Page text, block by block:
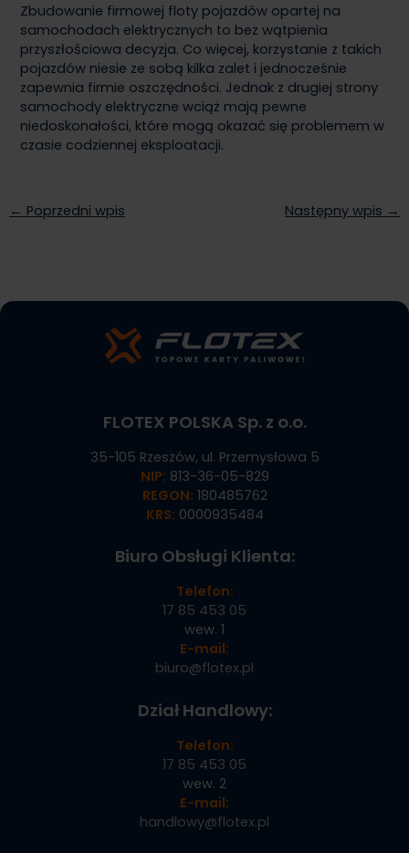
Zbudowanie firmowej floty pojazdów opartej na
samochodach elektrycznych to bez wątpienia
przyszłościowa decyzja. Co więcej, korzystanie z takich
pojazdów niesie ze sobą kilka zalet i jednocześnie
zapewnia firmie oszczędności. Jednak z drugiej strony
samochody elektryczne wciąż mają pewne
niedoskonałości, które mogą okazać się problemem w
czasie codziennej eksploatacji.
← Poprzedni wpis Następny wpis →
FLOTEX POLSKA Sp. z o.o.
35-105 Rzeszów, ul. Przemysłowa 5
NIP: 813-36-05-829
REGON: 180485762
KRS: 0000935484
Biuro Obsługi Klienta:
Telefon:
17 85 453 05
wew. 1
E-mail:
biuro@flotex.pl
Dział Handlowy:
Telefon:
17 85 453 05
wew. 2
E-mail:
handlowy@flotex.pl